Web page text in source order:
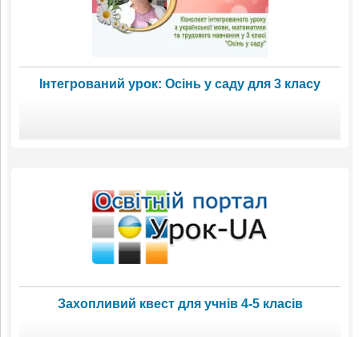
Інтегрований урок: Осінь у саду для 3 класу
Захопливий квест для учнів 4-5 класів